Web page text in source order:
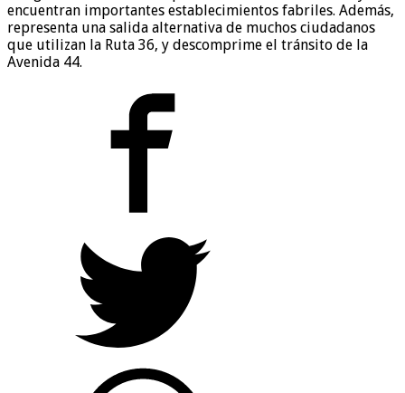
encuentran importantes establecimientos fabriles. Además,
representa una salida alternativa de muchos ciudadanos
que utilizan la Ruta 36, y descomprime el tránsito de la
Avenida 44.